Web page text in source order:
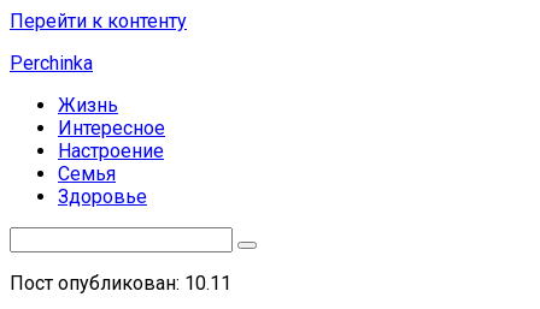
Перейти к контенту
Perchinka
Жизнь
Интересное
Настроение
Семья
Здоровье
Пост опубликован: 10.11